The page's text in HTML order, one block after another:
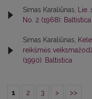
Simas Karaliūnas, Lie.
No. 2 (1968): Baltistica
Simas Karaliūnas,
reikšmės
(1990): Baltistica
1 2 3 > >>